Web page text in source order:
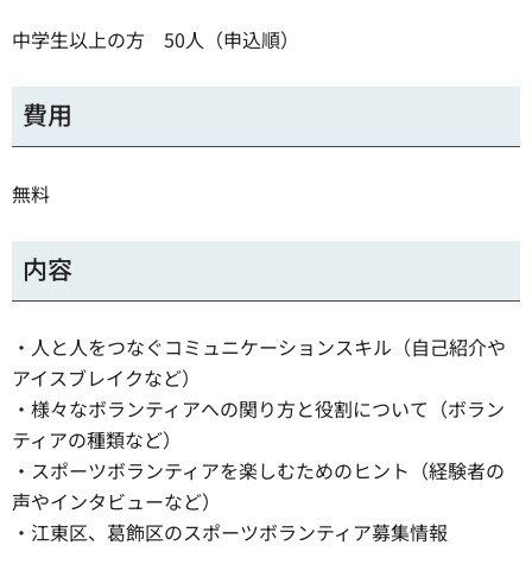
中学生以上の方 50人（申込順）
費用
無料
内容
・人と人をつなぐコミュニケーションスキル（自己紹介や
アイスブレイクなど）
・様々なボランティアへの関り方と役割について（ボラン
ティアの種類など）
・スポーツボランティアを楽しむためのヒント（経験者の
声やインタビューなど）
・江東区、葛飾区のスポーツボランティア募集情報